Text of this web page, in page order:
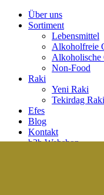
Über uns
Sortiment
Lebensmittel
Alkoholfreie
Alkoholische
Non-Food
Raki
Yeni Raki
Tekirdag Raki
Efes
Blog
Kontakt
b2b Webshop